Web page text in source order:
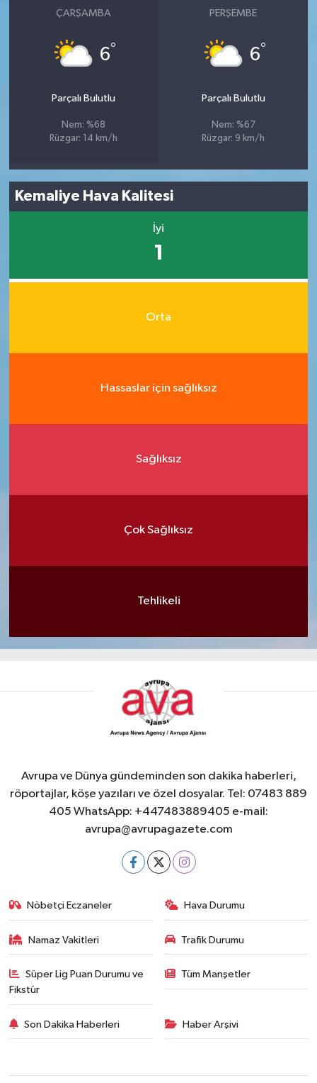
ÇARŞAMBA
6°
Parçalı Bulutlu
Nem: %68
Rüzgar: 14 km/h
PERŞEMBE
6°
Parçalı Bulutlu
Nem: %67
Rüzgar: 9 km/h
Kemaliye Hava Kalitesi
İyi
1
Orta
Hassaslar için sağlıksız
Sağlıksız
Çok Sağlıksız
Tehlikeli
Avrupa ve Dünya gündeminden son dakika haberleri,
röportajlar, köşe yazıları ve özel dosyalar. Tel: 07483 889
405 WhatsApp: +447483889405 e-mail:
avrupa@avrupagazete.com
Nöbetçi Eczaneler Hava Durumu
Namaz Vakitleri Trafik Durumu
Süper Lig Puan Durumu ve
Fikstür
Tüm Manşetler
Son Dakika Haberleri Haber Arşivi